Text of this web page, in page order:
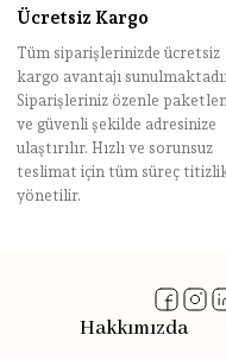
Ücretsiz Kargo
Tüm siparişlerinizde ücretsiz
kargo avantajı
Siparişleriniz özenle
ve güvenli şekilde adresinize
ulaştırılır. Hızlı ve sorunsuz
teslimat için tüm süreç
yönetilir.
Hakkımızda